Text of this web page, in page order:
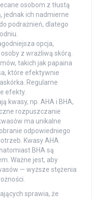
osobom z tłustą
jednak ich nadmierne
podrażnień, dlatego
opcja,
z wrażliwą skórą.
takich jak papaina
które efektywnie
Regularne
efekty.
kwasy, np. AHA i BHA,
rozpuszczanie
ma unikalne
odpowiedniego
Kwasy AHA
BHA są
Ważne jest, aby
— wyższe stężenia
sprawia, że